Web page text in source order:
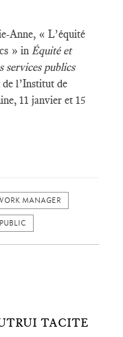
Anne, « L’équité
» in Équité et
services publics
l’Institut de
11 janvier et 15
MANAGER
TACITE